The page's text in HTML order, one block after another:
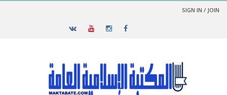
SIGN IN / JOIN